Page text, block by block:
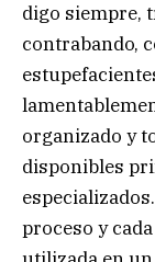
digo siempre,
contrabando,
organizado y
disponibles
proceso y